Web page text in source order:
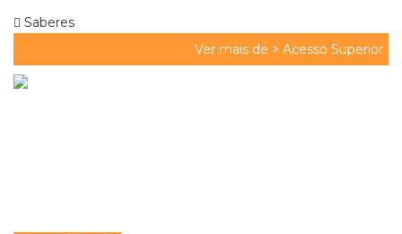
Saberes
Ver mais de > Acesso Superior